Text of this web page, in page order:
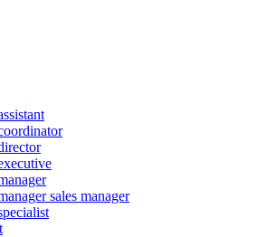
sales manager